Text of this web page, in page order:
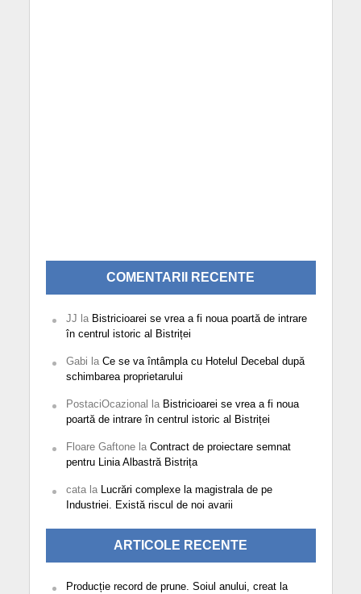
COMENTARII RECENTE
JJ la Bistricioarei se vrea a fi noua poartă de intrare
în centrul istoric al Bistriței
Gabi la Ce se va întâmpla cu Hotelul Decebal după
schimbarea proprietarului
PostaciOcazional la Bistricioarei se vrea a fi noua
poartă de intrare în centrul istoric al Bistriței
Floare Gaftonela Contract de proiectare semnat
pentru Linia Albastră Bistrița
catala
Lucrări complexe la magistrala de pe
Industriei. Există riscul de noi avarii
ARTICOLE RECENTE
Producție record de prune. Soiul anului, creat la